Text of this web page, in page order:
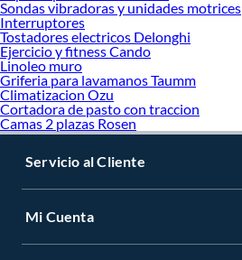
Sondas vibradoras y unidades motrices
Interruptores
Tostadores electricos Delonghi
Ejercicio y fitness Cando
Linoleo muro
Griferia para lavamanos Taumm
Climatizacion Ozu
Cortadora de pasto con traccion
Camas 2 plazas Rosen
Servicio al Cliente
Mi Cuenta